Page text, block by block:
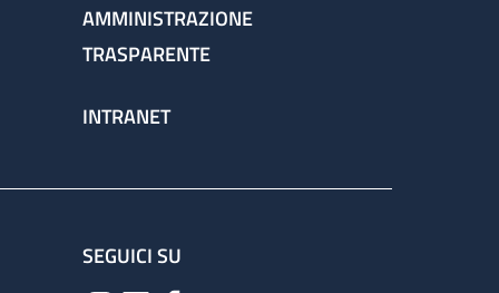
AMMINISTRAZIONE
TRASPARENTE
INTRANET
SEGUICI SU